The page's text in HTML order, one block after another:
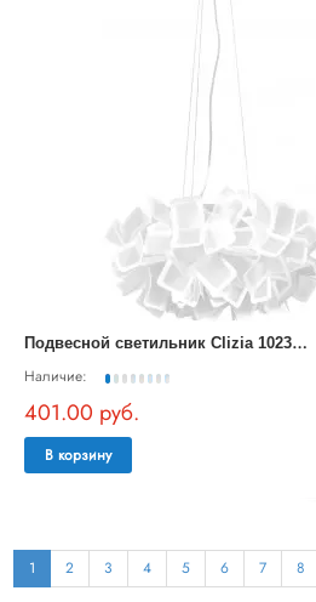
П
одвесной светильник Clizia 10231/530 White
Наличие:
401.00 руб.
В корзину
1 2 3 4 5 6 7 8